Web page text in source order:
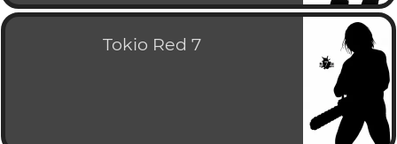
Tokio Red 7